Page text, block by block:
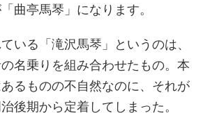
曲亭馬琴」になります。
いる「滝沢馬琴」というのは、
名乗りを組み合わせたもの。本
るものの不自然なのに、それが
後期から定着してしまった。